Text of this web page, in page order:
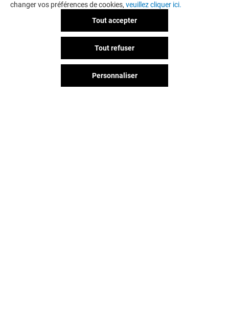
ATELIERS COIFFURE
STEAMPOD
Offre permanente
changer vos préférences de cookies, veuillez cliquer ici.
Tout accepter
Tout refuser
Personnaliser